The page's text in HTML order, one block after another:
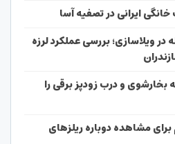
ایرانی در تصفیه آسا
در ویلاسازی؛ بررسی عملکرد لرزه
و درب زودپز برقی را
مشاهده دوباره ریلزهای